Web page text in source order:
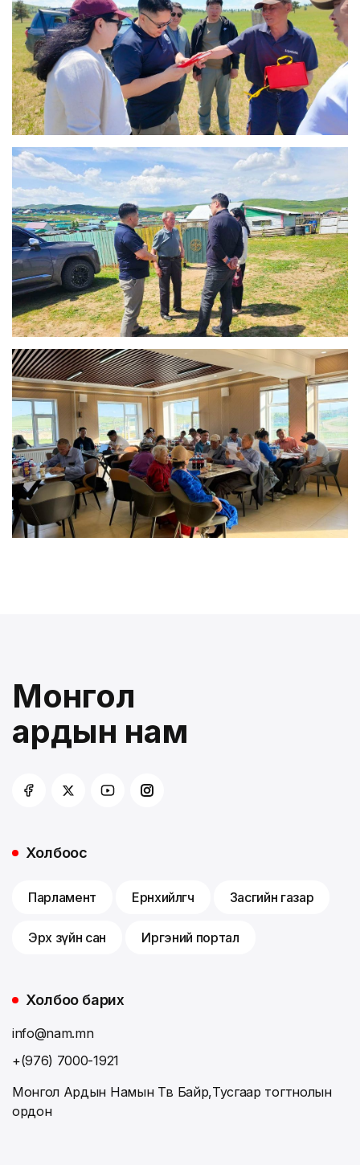
Монгол
ардын нам
Холбоос
Парламент Ерөнхийлөгч Засгийн газар
Эрх зүйн сан Иргэний портал
Холбоо барих
info@nam.mn
+(976) 7000-1921
Монгол Ардын Намын Төв Байр,Тусгаар тогтнолын
ордон